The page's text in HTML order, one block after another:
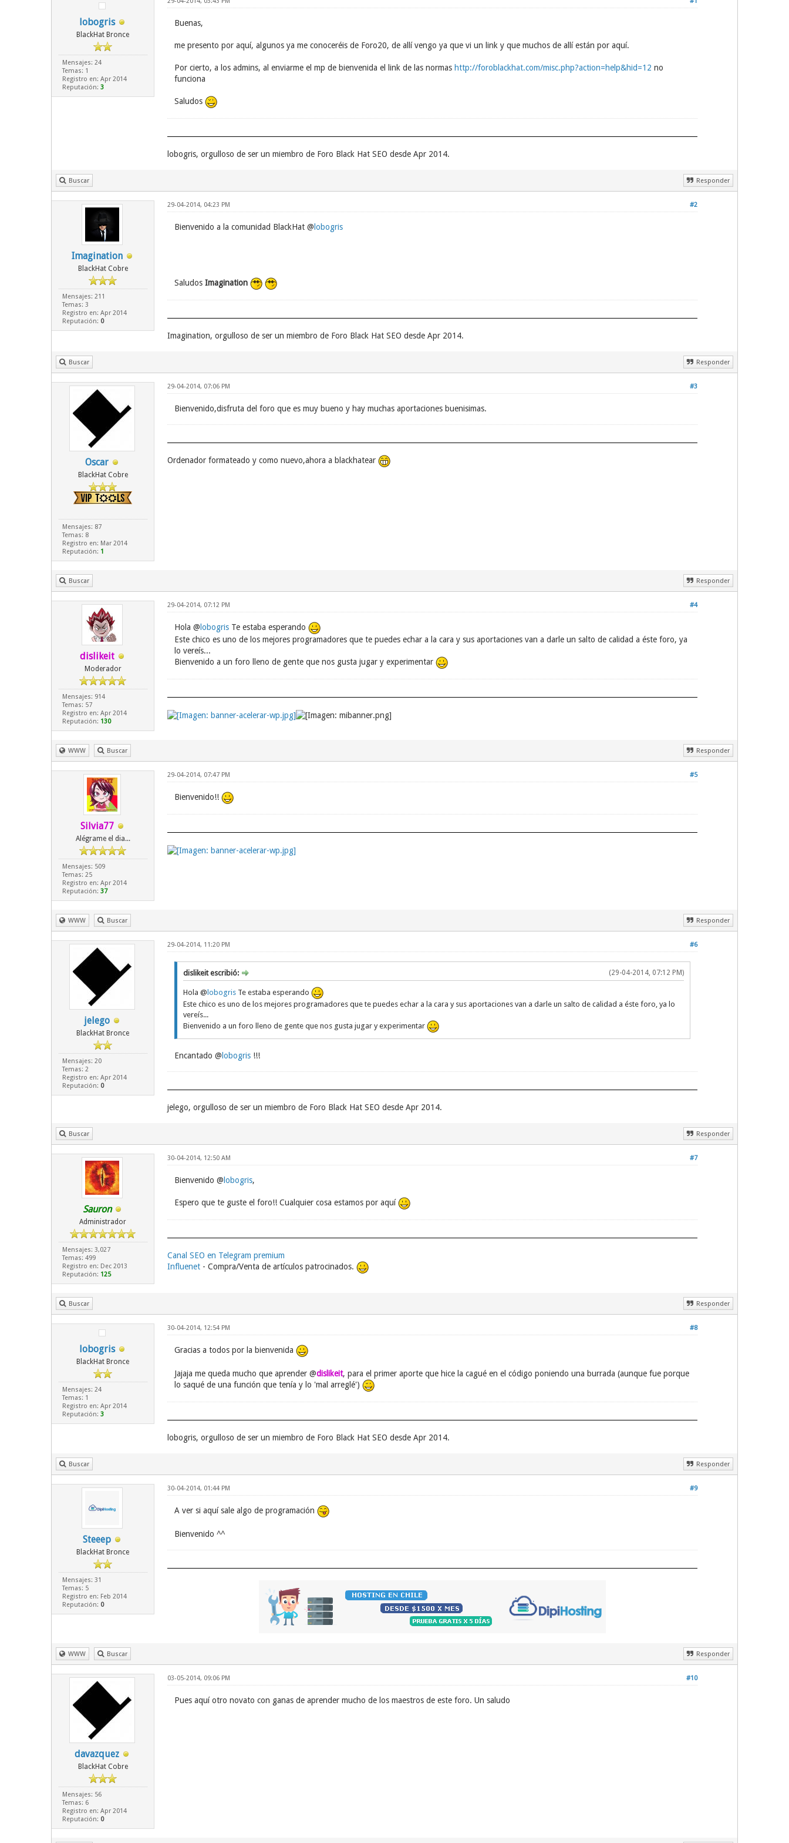
lobogris
BlackHat Bronce
Mensajes: 24
Temas: 1
Registro en: Apr 2014
Reputación: 3
Buenas,
me presento por aquí, algunos ya me conoceréis de Foro20, de allí vengo ya que vi un link y que muchos de allí están por aquí.
Por cierto, a los admins, al enviarme el mp de bienvenida el link de las normas http://foroblackhat.com/misc.php?action=help&hid=12 no
funciona
Saludos
lobogris, orgulloso de ser un miembro de Foro Black Hat SEO desde Apr 2014.
Buscar Responder
Imagination
BlackHat Cobre
Mensajes: 211
Temas: 3
Registro en: Apr 2014
Reputación: 0
#2
29-04-2014, 04:23 PM
Bienvenido a la comunidad BlackHat @ lobogris
Saludos Imagination
Imagination, orgulloso de ser un miembro de Foro Black Hat SEO desde Apr 2014.
Buscar Responder
Oscar
BlackHat Cobre
Mensajes: 87
Temas: 8
Registro en: Mar 2014
Reputación: 1
#3
29-04-2014, 07:06 PM
Bienvenido,disfruta del foro que es muy bueno y hay muchas aportaciones buenisimas.
Ordenador formateado y como nuevo,ahora a blackhatear
Buscar Responder
dislikeit
Moderador
Mensajes: 914
Temas: 57
Registro en: Apr 2014
Reputación: 130
#4
29-04-2014, 07:12 PM
Hola @ lobogrisTe estaba esperando
Este chico es uno de los mejores programadores que te puedes echar a la cara y sus aportaciones van a darle un salto de calidad a éste foro, ya
lo vereís...
Bienvenido a un foro lleno de gente que nos gusta jugar y experimentar
WWW Buscar Responder
Silvia77
Alégrame el dia...
Mensajes: 509
Temas: 25
Registro en: Apr 2014
Reputación: 37
#5
29-04-2014, 07:47 PM
Bienvenido!!
WWW Buscar Responder
jelego
BlackHat Bronce
Mensajes: 20
Temas: 2
Registro en: Apr 2014
Reputación: 0
#6
29-04-2014, 11:20 PM
(29-04-2014, 07:12 PM)
dislikeit escribió:
Hola @ lobogrisTe estaba esperando
Este chico es uno de los mejores programadores que te puedes echar a la cara y sus aportaciones van a darle un salto de calidad a éste foro, ya lo
vereís...
Bienvenido a un foro lleno de gente que nos gusta jugar y experimentar
Encantado @ lobogris!!!
jelego, orgulloso de ser un miembro de Foro Black Hat SEO desde Apr 2014.
Buscar Responder
Sauron
Administrador
Mensajes: 3,027
Temas: 499
Registro en: Dec 2013
Reputación: 125
#7
30-04-2014, 12:50 AM
Bienvenido @ lobogris,
Espero que te guste el foro!! Cualquier cosa estamos por aquí
Canal SEO en Telegram premium
Influenet- Compra/Venta de artículos patrocinados.
Buscar Responder
lobogris
BlackHat Bronce
Mensajes: 24
Temas: 1
Registro en: Apr 2014
Reputación: 3
#8
30-04-2014, 12:54 PM
Gracias a todos por la bienvenida
Jajaja me queda mucho que aprender @dislikeit, para el primer aporte que hice la cagué en el código poniendo una burrada (aunque fue porque
lo saqué de una función que tenía y lo 'mal arreglé')
lobogris, orgulloso de ser un miembro de Foro Black Hat SEO desde Apr 2014.
Buscar Responder
Steeep
BlackHat Bronce
Mensajes: 31
Temas: 5
Registro en: Feb 2014
Reputación: 0
#9
30-04-2014, 01:44 PM
A ver si aquí sale algo de programación
Bienvenido ^^
WWW Buscar Responder
davazquez
BlackHat Cobre
Mensajes: 56
Temas: 6
Registro en: Apr 2014
Reputación: 0
#10
03-05-2014, 09:06 PM
Pues aquí otro novato con ganas de aprender mucho de los maestros de este foro. Un saludo